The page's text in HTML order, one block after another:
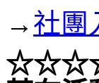
→ 社團
☆☆☆